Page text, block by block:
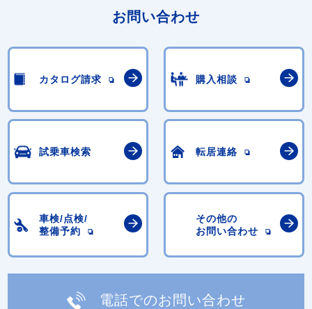
お問い合わせ
カタログ請求 購入相談
試乗車検索 転居連絡
車検/点検/
整備予約
その他の
お問い合わせ
電話でのお問い合わせ